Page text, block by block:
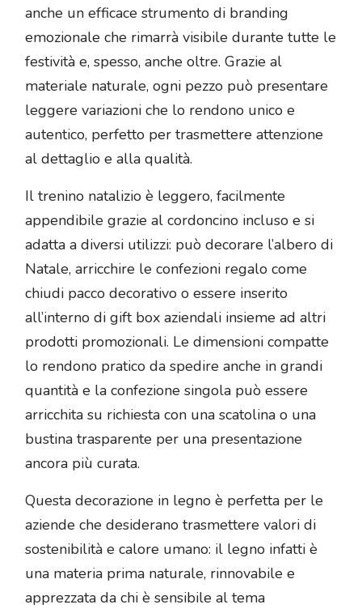
anche un efficace strumento di branding
emozionale che rimarrà visibile durante tutte le
festività e, spesso, anche oltre. Grazie al
materiale naturale, ogni pezzo può presentare
leggere variazioni che lo rendono unico e
autentico, perfetto per trasmettere attenzione
al dettaglio e alla qualità.
Il trenino natalizio è leggero, facilmente
appendibile grazie al cordoncino incluso e si
adatta a diversi utilizzi: può decorare l’albero di
Natale, arricchire le confezioni regalo come
chiudi pacco decorativo o essere inserito
all’interno di gift box aziendali insieme ad altri
prodotti promozionali. Le dimensioni compatte
lo rendono pratico da spedire anche in grandi
quantità e la confezione singola può essere
arricchita su richiesta con una scatolina o una
bustina trasparente per una presentazione
ancora più curata.
Questa decorazione in legno è perfetta per le
aziende che desiderano trasmettere valori di
sostenibilità e calore umano: il legno infatti è
una materia prima naturale, rinnovabile e
apprezzata da chi è sensibile al tema